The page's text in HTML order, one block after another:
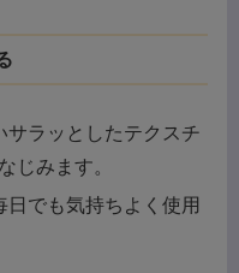
サラッとしたテクスチ
じみます。
日でも気持ちよく使用